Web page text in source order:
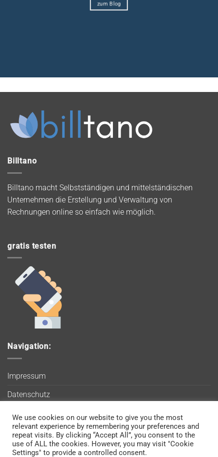
zum Blog
Billtano
Billtano macht Selbstständigen und mittelständischen
Unternehmen die Erstellung und Verwaltung von
Rechnungen online so einfach wie möglich.
gratis testen
Navigation:
Impressum
Datenschutz
AGB
Blog
Kontakt
We use cookies on our website to give you the most
relevant experience by remembering your preferences and
repeat visits. By clicking “Accept All”, you consent to the
use of ALL the cookies. However, you may visit "Cookie
Settings" to provide a controlled consent.
Wir verwenden Cookies, um sicherzustellen, dass Sie auf
unserer Website die bestmögliche Erfahrung machen. Wenn
Sie diese Website weiterhin nutzen, gehen wir davon aus, dass